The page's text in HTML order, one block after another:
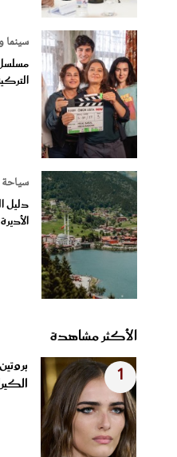
سينما
دليل
الأكثر مشاهدة
1